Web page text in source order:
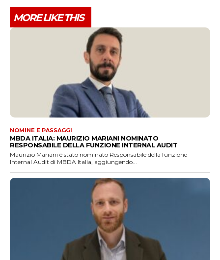
MORE LIKE THIS
NOMINE E PASSAGGI
MBDA ITALIA: MAURIZIO MARIANI NOMINATO
RESPONSABILE DELLA FUNZIONE INTERNAL AUDIT
Maurizio Mariani è stato nominato Responsabile della funzione
Internal Audit di MBDA Italia, aggiungendo...